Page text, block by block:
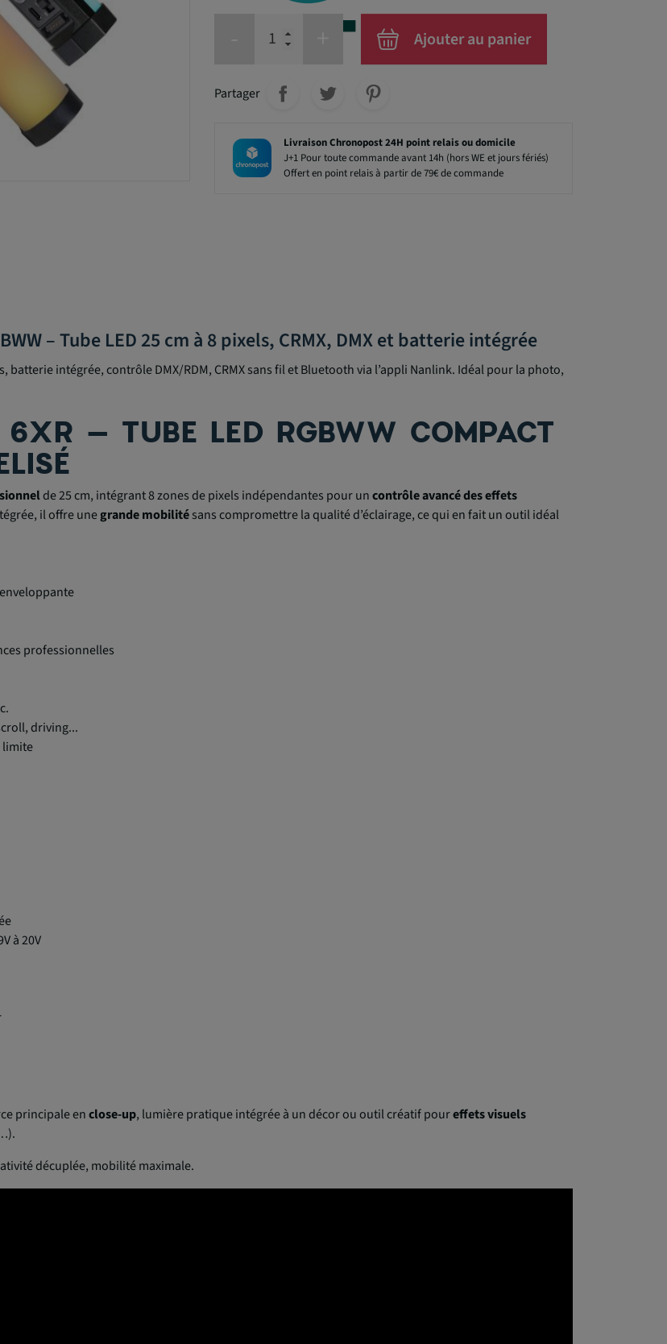
Ajouter au panier
Partager
Livraison Chronopost 24H point relais ou domicile
J+1 Pour toute commande avant 14h (hors WE et jours fériés)
Offert en point relais à partir de 79€ de commande
– Tube LED 25 cm à 8 pixels, CRMX, DMX et batterie intégrée
batterie intégrée, contrôle DMX/RDM, CRMX sans fil et Bluetooth via l’appli Nanlink. Idéal pour la photo,
6XR – TUBE LED RGBWW COMPACT
de 25 cm, intégrant 8 zones de pixels indépendantes pour uncontrôle avancé des effets
il offre unegrande mobilitésans compromettre la qualité d’éclairage, ce qui en fait un outil idéal
professionnelles
driving...
limite
à 20V
principale enclose-up, lumière pratique intégrée à un décor ou outil créatif poureffets visuels
décuplée, mobilité maximale.